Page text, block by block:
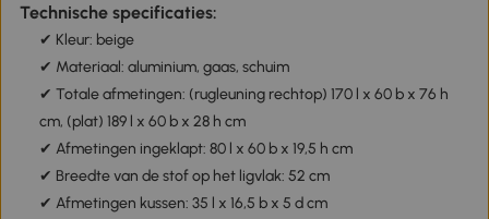
Technische specificaties:
✔ Kleur: beige
✔ Materiaal: aluminium, gaas, schuim
✔ Totale afmetingen: (rugleuning rechtop) 170 l x 60 b x 76 h
cm, (plat) 189 l x 60 b x 28 h cm
✔ Afmetingen ingeklapt: 80 l x 60 b x 19,5 h cm
✔ Breedte van de stof op het ligvlak: 52 cm
✔ Afmetingen kussen: 35 l x 16,5 b x 5 d cm